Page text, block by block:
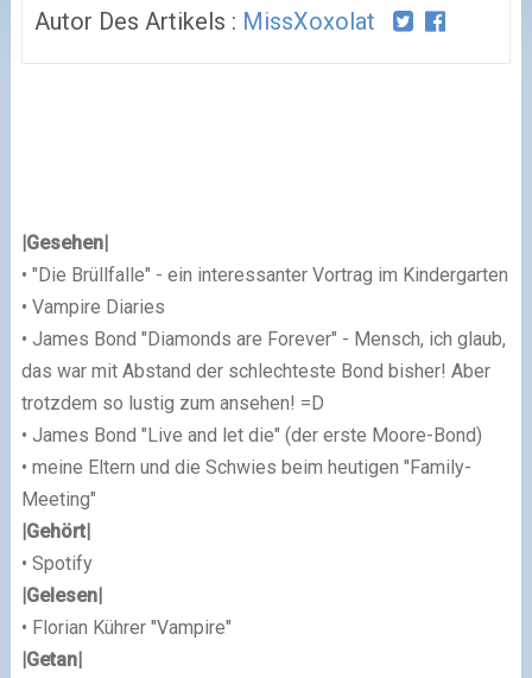
Autor Des Artikels : MissXoxolat
|Gesehen|
• "Die Brüllfalle" - ein interessanter Vortrag im Kindergarten
• Vampire Diaries
• James Bond "Diamonds are Forever" - Mensch, ich glaub,
das war mit Abstand der schlechteste Bond bisher! Aber
trotzdem so lustig zum ansehen! =D
• James Bond "Live and let die" (der erste Moore-Bond)
• meine Eltern und die Schwies beim heutigen "Family-
Meeting"
|Gehört|
• Spotify
|Gelesen|
• Florian Kührer "Vampire"
|Getan|